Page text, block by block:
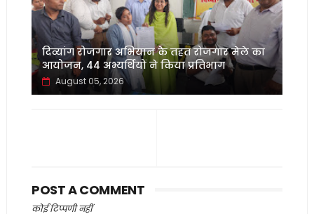
दिव्यांग रोजगार अभियान के तहत रोजगार मेले का
आयोजन, 44 अभ्यर्थियों ने किया प्रतिभाग
August 05, 2026
POST A COMMENT
कोई टिप्पणी नहीं